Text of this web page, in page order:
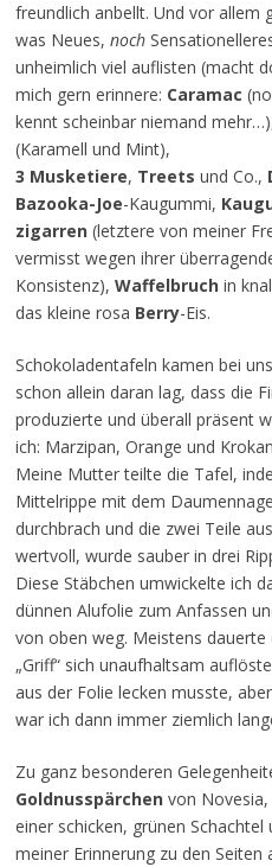
freundlich anbellt. Und vor allem
was Neues, noch
unheimlich viel auflisten (macht
mich gern erinnere: Caramac
kennt scheinbar niemand
(Karamell und Mint),
3 Musketiere, Treets und Co.,
Bazooka-Joe-Kaugummi,
zigarren(letztere von meiner
vermisst wegen ihrer
Konsistenz), Waffelbruchin
das kleine rosa Berry-Eis.
Schokoladentafeln kamen bei
schon allein daran lag, dass die
produzierte und überall präsent
ich: Marzipan, Orange und
Meine Mutter teilte die Tafel,
Mittelrippe mit dem
durchbrach und die zwei Teile
wertvoll, wurde sauber in drei
Diese Stäbchen umwickelte ich
dünnen Alufolie zum Anfassen
von oben weg. Meistens
„Griff“ sich unaufhaltsam
aus der Folie lecken musste,
war ich dann immer ziemlich
Zu ganz besonderen
Goldnusspärchenvon Novesia,
einer schicken, grünen
meiner Erinnerung zu den